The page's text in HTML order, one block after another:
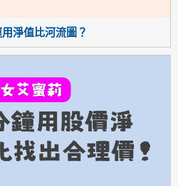
淨值比河流圖？